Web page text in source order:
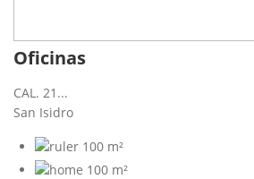
Oficinas
CAL. 21...
San Isidro
100 m²
100 m²